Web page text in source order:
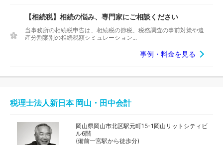
【相続税】相続の悩み、専門家にご相談ください
当事務所の相続税申告は、相続税の節税、税務調査の事前対策や遺
産分割案別の相続税額シミュレーション...
事例・料金を見る
税理士法人新日本 岡山・田中会計
岡山県岡山市北区駅元町15-1岡山リットシティビ
ル6階
(備前一宮駅から徒歩分)